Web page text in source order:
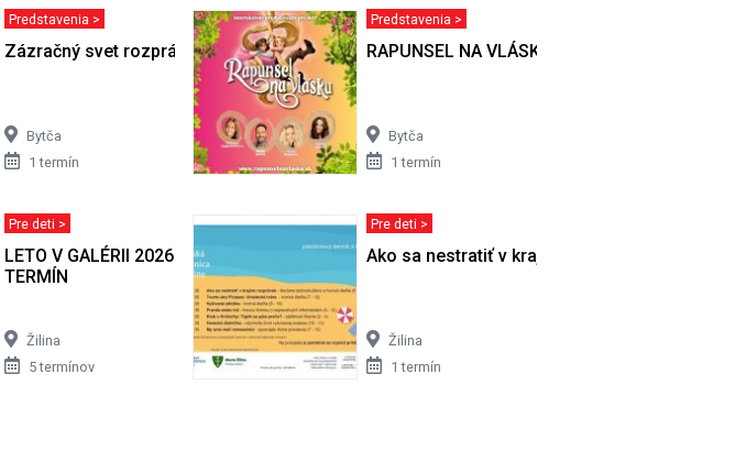
Predstavenia >
Zázračný svet rozprávok
Bytča
1 termín
Predstavenia >
RAPUNSEL NA VLÁSKU
Bytča
1 termín
Pre deti >
LETO V GALÉRII 2026 | AUGUSTOVÝ
TERMÍN
Žilina
5 termínov
Pre deti >
Ako sa nestratiť v krajine rozprávok
Žilina
1 termín